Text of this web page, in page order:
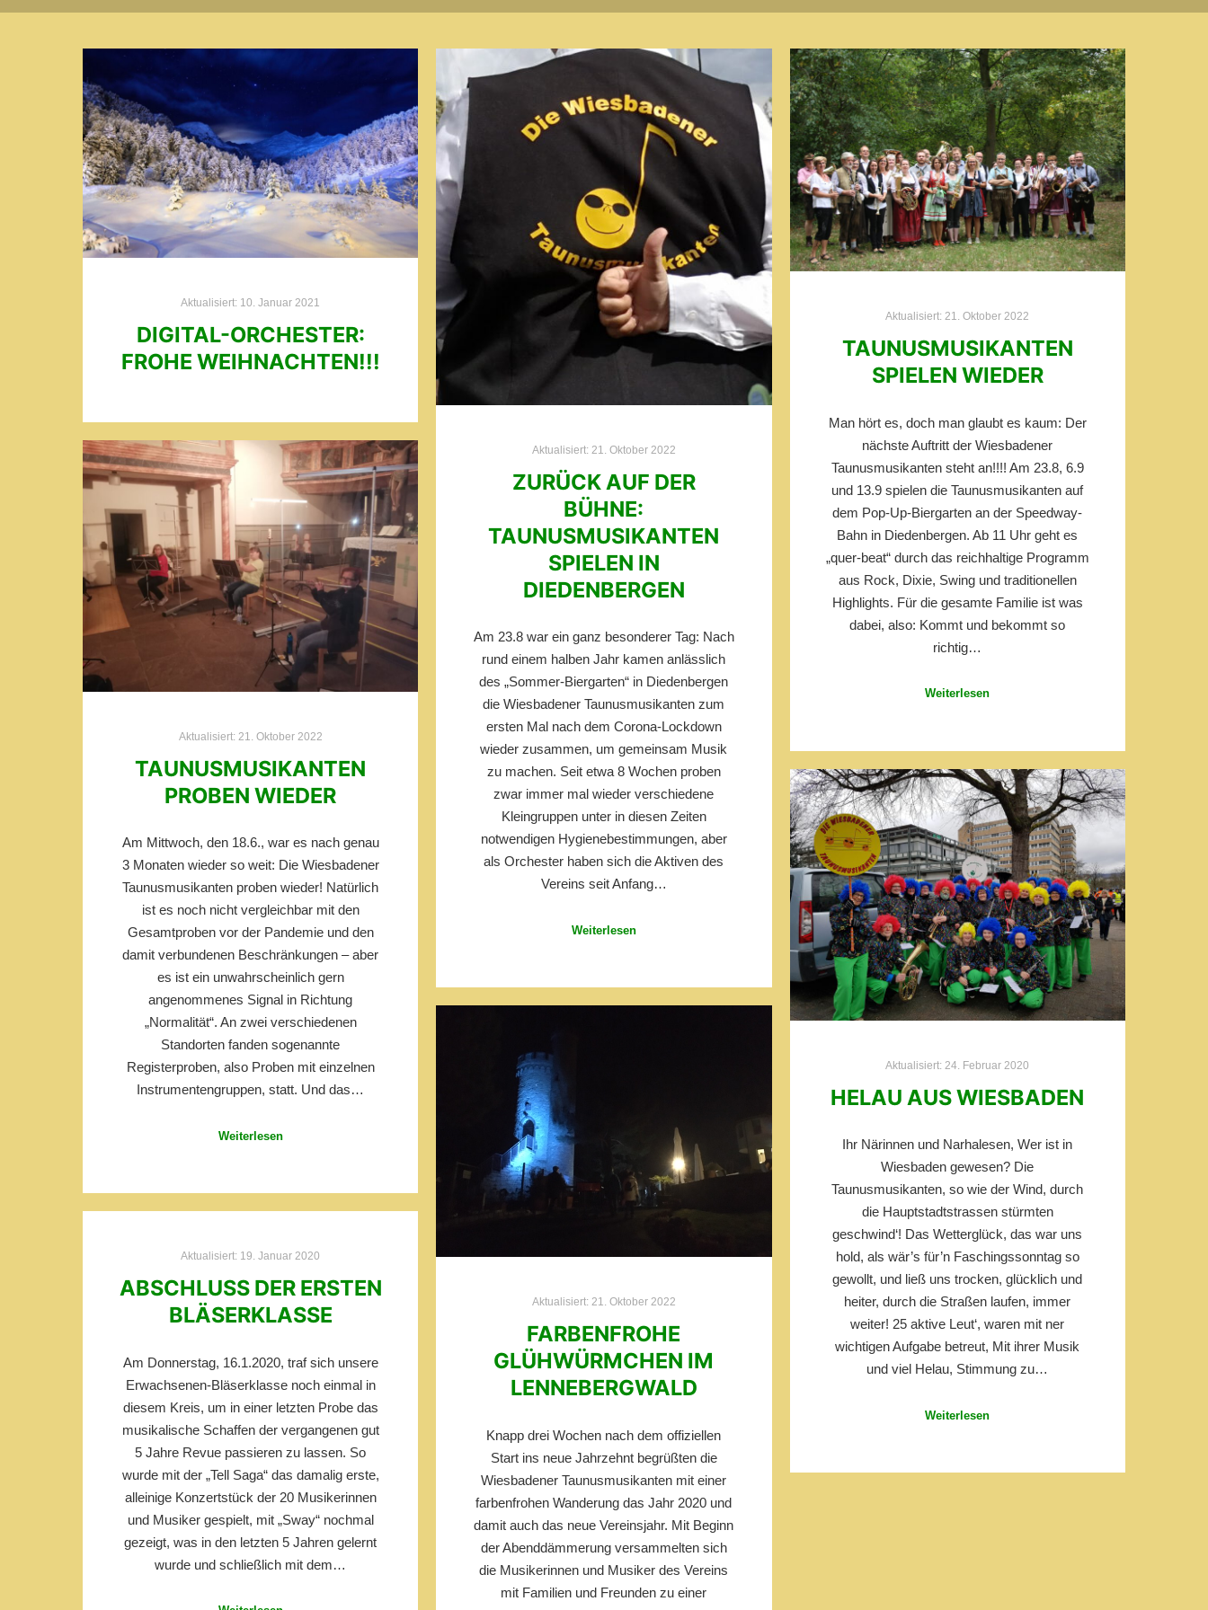
Aktualisiert: 10. Januar 2021
DIGITAL-ORCHESTER:
FROHE WEIHNACHTEN!!!
Aktualisiert: 21. Oktober 2022
ZURÜCK AUF DER
BÜHNE:
TAUNUSMUSIKANTEN
SPIELEN IN
DIEDENBERGEN
Am 23.8 war ein ganz besonderer Tag: Nach
rund einem halben Jahr kamen anlässlich
des „Sommer-Biergarten“ in Diedenbergen
die Wiesbadener Taunusmusikanten zum
ersten Mal nach dem Corona-Lockdown
wieder zusammen, um gemeinsam Musik
zu machen. Seit etwa 8 Wochen proben
zwar immer mal wieder verschiedene
Kleingruppen unter in diesen Zeiten
notwendigen Hygienebestimmungen, aber
als Orchester haben sich die Aktiven des
Vereins seit Anfang…
Weiterlesen
Aktualisiert: 21. Oktober 2022
TAUNUSMUSIKANTEN
SPIELEN WIEDER
Man hört es, doch man glaubt es kaum: Der
nächste Auftritt der Wiesbadener
Taunusmusikanten steht an!!!! Am 23.8, 6.9
und 13.9 spielen die Taunusmusikanten auf
dem Pop-Up-Biergarten an der Speedway-
Bahn in Diedenbergen. Ab 11 Uhr geht es
„quer-beat“ durch das reichhaltige Programm
aus Rock, Dixie, Swing und traditionellen
Highlights. Für die gesamte Familie ist was
dabei, also: Kommt und bekommt so
richtig…
Weiterlesen
Aktualisiert: 21. Oktober 2022
TAUNUSMUSIKANTEN
PROBEN WIEDER
Am Mittwoch, den 18.6., war es nach genau
3 Monaten wieder so weit: Die Wiesbadener
Taunusmusikanten proben wieder! Natürlich
ist es noch nicht vergleichbar mit den
Gesamtproben vor der Pandemie und den
damit verbundenen Beschränkungen – aber
es ist ein unwahrscheinlich gern
angenommenes Signal in Richtung
„Normalität“. An zwei verschiedenen
Standorten fanden sogenannte
Registerproben, also Proben mit einzelnen
Instrumentengruppen, statt. Und das…
Weiterlesen
Aktualisiert: 24. Februar 2020
HELAU AUS WIESBADEN
Ihr Närinnen und Narhalesen, Wer ist in
Wiesbaden gewesen? Die
Taunusmusikanten, so wie der Wind, durch
die Hauptstadtstrassen stürmten
geschwind‘! Das Wetterglück, das war uns
hold, als wär’s für’n Faschingssonntag so
gewollt, und ließ uns trocken, glücklich und
heiter, durch die Straßen laufen, immer
weiter! 25 aktive Leut‘, waren mit ner
wichtigen Aufgabe betreut, Mit ihrer Musik
und viel Helau, Stimmung zu…
Weiterlesen
Aktualisiert: 21. Oktober 2022
FARBENFROHE
GLÜHWÜRMCHEN IM
LENNEBERGWALD
Knapp drei Wochen nach dem offiziellen
Start ins neue Jahrzehnt begrüßten die
Wiesbadener Taunusmusikanten mit einer
farbenfrohen Wanderung das Jahr 2020 und
damit auch das neue Vereinsjahr. Mit Beginn
der Abenddämmerung versammelten sich
die Musikerinnen und Musiker des Vereins
mit Familien und Freunden zu einer
Aktualisiert: 19. Januar 2020
ABSCHLUSS DER ERSTEN
BLÄSERKLASSE
Am Donnerstag, 16.1.2020, traf sich unsere
Erwachsenen-Bläserklasse noch einmal in
diesem Kreis, um in einer letzten Probe das
musikalische Schaffen der vergangenen gut
5 Jahre Revue passieren zu lassen. So
wurde mit der „Tell Saga“ das damalig erste,
alleinige Konzertstück der 20 Musikerinnen
und Musiker gespielt, mit „Sway“ nochmal
gezeigt, was in den letzten 5 Jahren gelernt
wurde und schließlich mit dem…